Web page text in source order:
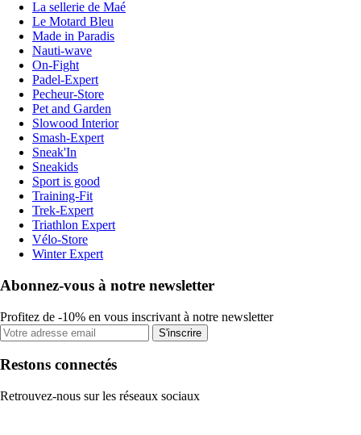
La sellerie de Maé
Le Motard Bleu
Made in Paradis
Nauti-wave
On-Fight
Padel-Expert
Pecheur-Store
Pet and Garden
Slowood Interior
Smash-Expert
Sneak'In
Sneakids
Sport is good
Training-Fit
Trek-Expert
Triathlon Expert
Vélo-Store
Winter Expert
Abonnez-vous à notre newsletter
Profitez de -10% en vous inscrivant à notre newsletter
S'inscrire
Restons connectés
Retrouvez-nous sur les réseaux sociaux